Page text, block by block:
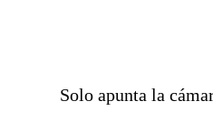
Solo apunta la